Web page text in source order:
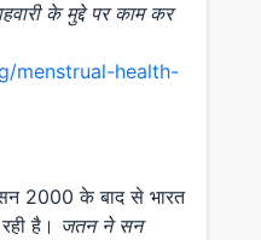
के मुद्दे पर काम कर
menstrual-health-
सन 2000 के बाद से भारत
है। जतन ने सन